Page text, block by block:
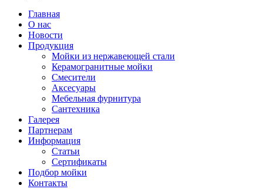
Главная
О нас
Новости
Продукция
Мойки из нержавеющей стали
Керамогранитные мойки
Смесители
Аксесуары
Мебельная фурнитура
Сантехника
Галерея
Партнерам
Информация
Статьи
Сертификаты
Подбор мойки
Контакты